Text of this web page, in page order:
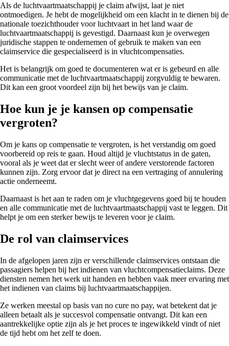
Als de luchtvaartmaatschappij je claim afwijst, laat je niet
ontmoedigen. Je hebt de mogelijkheid om een klacht in te dienen bij de
nationale toezichthouder voor luchtvaart in het land waar de
luchtvaartmaatschappij is gevestigd. Daarnaast kun je overwegen
juridische stappen te ondernemen of gebruik te maken van een
claimservice die gespecialiseerd is in vluchtcompensaties.
Het is belangrijk om goed te documenteren wat er is gebeurd en alle
communicatie met de luchtvaartmaatschappij zorgvuldig te bewaren.
Dit kan een groot voordeel zijn bij het bewijs van je claim.
Hoe kun je je kansen op compensatie
vergroten?
Om je kans op compensatie te vergroten, is het verstandig om goed
voorbereid op reis te gaan. Houd altijd je vluchtstatus in de gaten,
vooral als je weet dat er slecht weer of andere verstorende factoren
kunnen zijn. Zorg ervoor dat je direct na een vertraging of annulering
actie onderneemt.
Daarnaast is het aan te raden om je vluchtgegevens goed bij te houden
en alle communicatie met de luchtvaartmaatschappij vast te leggen. Dit
helpt je om een sterker bewijs te leveren voor je claim.
De rol van claimservices
In de afgelopen jaren zijn er verschillende claimservices ontstaan die
passagiers helpen bij het indienen van vluchtcompensatieclaims. Deze
diensten nemen het werk uit handen en hebben vaak meer ervaring met
het indienen van claims bij luchtvaartmaatschappijen.
Ze werken meestal op basis van no cure no pay, wat betekent dat je
alleen betaalt als je succesvol compensatie ontvangt. Dit kan een
aantrekkelijke optie zijn als je het proces te ingewikkeld vindt of niet
de tijd hebt om het zelf te doen.